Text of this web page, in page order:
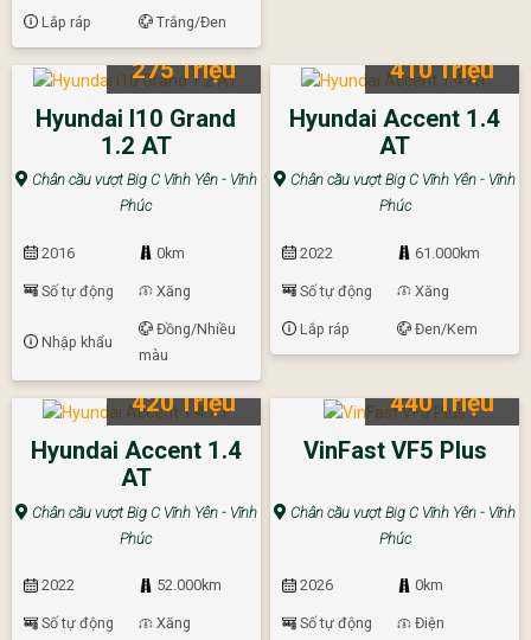
Lắp ráp Trắng/Đen
275 Triệu
Hyundai I10 Grand
1.2 AT
Chân cầu vượt Big C Vĩnh Yên - Vĩnh
Phúc
2016 0km
Số tự động Xăng
Nhập khẩu
Đồng/Nhiều
màu
410 Triệu
Hyundai Accent 1.4
AT
Chân cầu vượt Big C Vĩnh Yên - Vĩnh
Phúc
2022 61.000km
Số tự động Xăng
Lắp ráp Đen/Kem
420 Triệu
Hyundai Accent 1.4
AT
Chân cầu vượt Big C Vĩnh Yên - Vĩnh
Phúc
2022 52.000km
Số tự động Xăng
440 Triệu
VinFast VF5 Plus
Chân cầu vượt Big C Vĩnh Yên - Vĩnh
Phúc
2026 0km
Số tự động Điện